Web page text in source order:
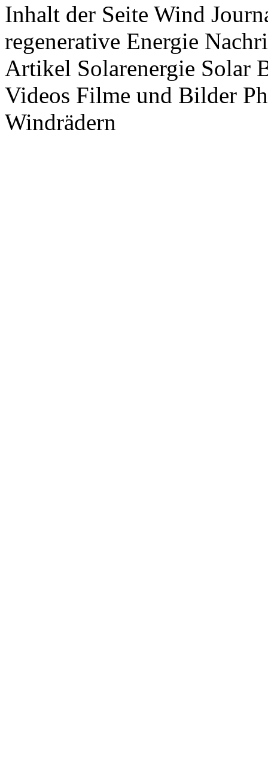
Inhalt der Seite Wind
regenerative Energie
Artikel Solarenergie Solar
Videos Filme und Bilder
Windrädern